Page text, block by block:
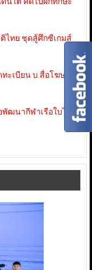
ไทย ชุดสู้ศึกซีเกมส์
ทะเบียน บ.สื่อโฆษณา
พัฒนากีฬาเรือใบไทย-